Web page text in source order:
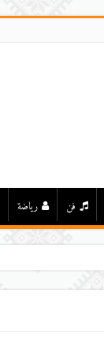
فن رياضة